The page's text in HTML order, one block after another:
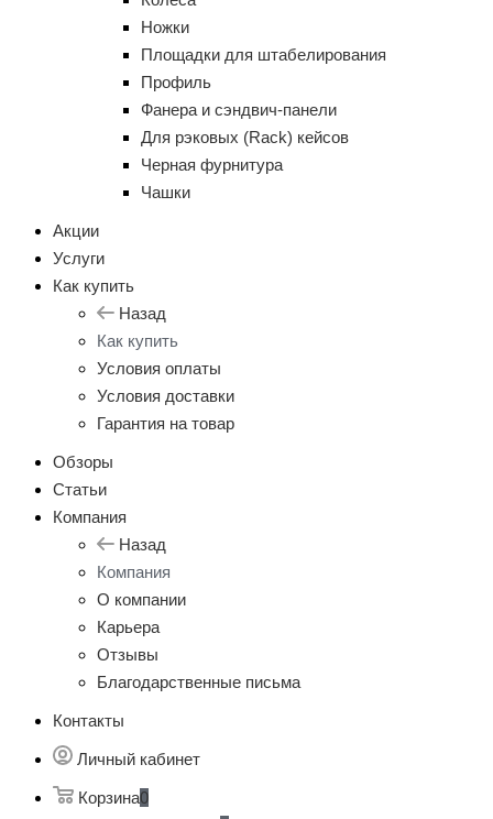
Ножки
Площадки для штабелирования
Профиль
Фанера и сэндвич-панели
Для рэковых (Rack) кейсов
Черная фурнитура
Чашки
Акции
Услуги
Как купить
Назад
Как купить
Условия оплаты
Условия доставки
Гарантия на товар
Обзоры
Статьи
Компания
Назад
Компания
О компании
Карьера
Отзывы
Благодарственные письма
Контакты
Личный кабинет
Корзина0